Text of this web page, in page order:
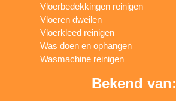
Vloerbedekkingen reinigen
Vloeren dweilen
Vloerkleed reinigen
Was doen en ophangen
Wasmachine reinigen
Bekend van: